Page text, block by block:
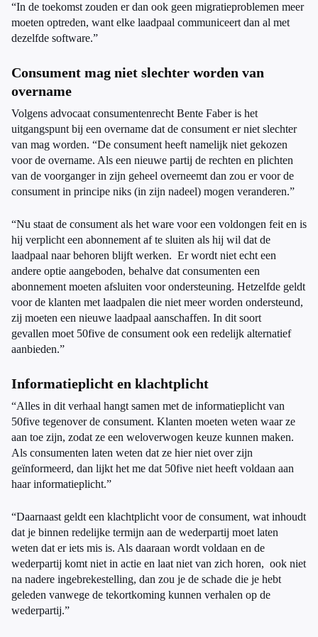
“In de toekomst zouden er dan ook geen migratieproblemen meer
moeten optreden, want elke laadpaal communiceert dan al met
dezelfde software.”
Consument mag niet slechter worden van
overname
Volgens advocaat consumentenrecht Bente Faber is het
uitgangspunt bij een overname dat de consument er niet slechter
van mag worden. “De consument heeft namelijk niet gekozen
voor de overname. Als een nieuwe partij de rechten en plichten
van de voorganger in zijn geheel overneemt dan zou er voor de
consument in principe niks (in zijn nadeel) mogen veranderen.”
“Nu staat de consument als het ware voor een voldongen feit en is
hij verplicht een abonnement af te sluiten als hij wil dat de
laadpaal naar behoren blijft werken. Er wordt niet echt een
andere optie aangeboden, behalve dat consumenten een
abonnement moeten afsluiten voor ondersteuning. Hetzelfde geldt
voor de klanten met laadpalen die niet meer worden ondersteund,
zij moeten een nieuwe laadpaal aanschaffen. In dit soort
gevallen moet 50five de consument ook een redelijk alternatief
aanbieden.”
Informatieplicht en klachtplicht
“Alles in dit verhaal hangt samen met de informatieplicht van
50five tegenover de consument. Klanten moeten weten waar ze
aan toe zijn, zodat ze een weloverwogen keuze kunnen maken.
Als consumenten laten weten dat ze hier niet over zijn
geïnformeerd, dan lijkt het me dat 50five niet heeft voldaan aan
haar informatieplicht.”
“Daarnaast geldt een klachtplicht voor de consument, wat inhoudt
dat je binnen redelijke termijn aan de wederpartij moet laten
weten dat er iets mis is. Als daaraan wordt voldaan en de
wederpartij komt niet in actie en laat niet van zich horen, ook niet
na nadere ingebrekestelling, dan zou je de schade die je hebt
geleden vanwege de tekortkoming kunnen verhalen op de
wederpartij.”